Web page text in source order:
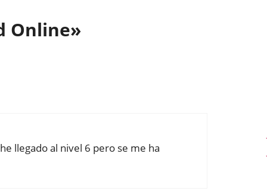
Online»
llegado al nivel 6 pero se me ha